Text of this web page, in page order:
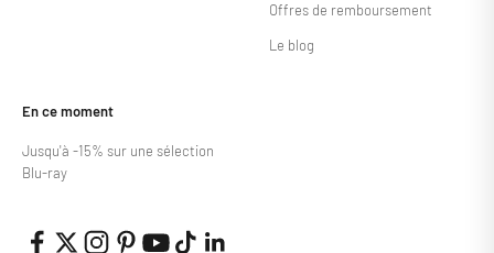
Offres de remboursement
Le blog
En ce moment
Jusqu'à -15% sur une sélection
Blu-ray